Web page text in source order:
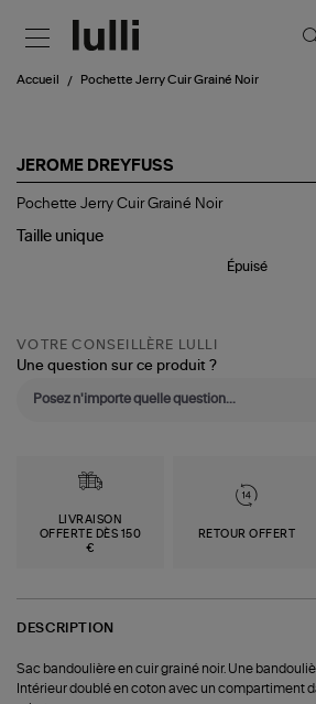
Accueil Pochette Jerry Cuir Grainé Noir
JEROME DREYFUSS
Pochette
Cuir
Pochette Jerry Cuir Grainé Noir
Taille unique
Épuisé
VOTRE CONSEILLÈRE LULLI
Une question sur ce produit ?
LIVRAISON
OFFERTE DÈS 150
€
RETOUR OFFERT
DESCRIPTION
Sac bandoulière en cuir grainé noir. Une
Intérieur doublé en coton avec un compartiment